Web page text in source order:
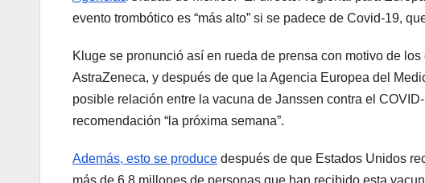
evento trombótico es “más alto” si se padece de Covid-19,
Kluge se pronunció así en rueda de prensa con motivo de
AstraZeneca, y después de que la Agencia Europea del
posible relación entre la vacuna de Janssen contra el
recomendación “la próxima semana”.
Además, esto se produce después de que Estados Unidos
más de 6.8 millones de personas que han recibido esta